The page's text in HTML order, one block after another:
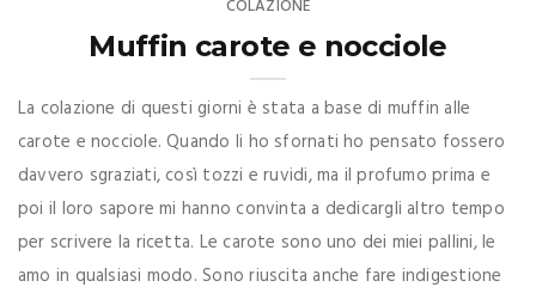
COLAZIONE
Muffin carote e nocciole
La colazione di questi giorni è stata a base di muffin alle
carote e nocciole. Quando li ho sfornati ho pensato fossero
davvero sgraziati, così tozzi e ruvidi, ma il profumo prima e
poi il loro sapore mi hanno convinta a dedicargli altro tempo
per scrivere la ricetta. Le carote sono uno dei miei pallini, le
amo in qualsiasi modo. Sono riuscita anche fare indigestione